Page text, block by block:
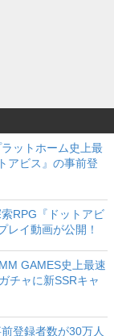
ットホーム史上最
アビス』の事前登
RPG『ドットアビ
レイ動画が公開！
GAMES史上最速
チャに新SSRキャ
登録者数が30万人